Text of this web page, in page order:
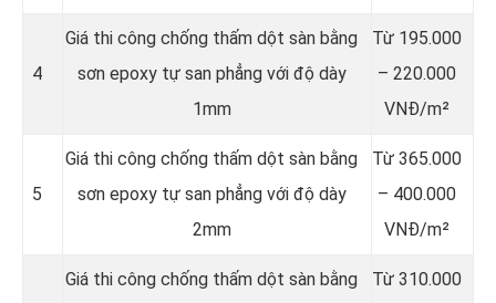
4
Giá thi công chống thấm dột sàn bằng
sơn epoxy tự san phẳng với độ dày
1mm
Từ 195.000
– 220.000
VNĐ/m²
5
Giá thi công chống thấm dột sàn bằng
sơn epoxy tự san phẳng với độ dày
2mm
Từ 365.000
– 400.000
VNĐ/m²
Giá thi công chống thấm dột sàn bằng Từ 310.000